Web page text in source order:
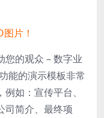
片！
您的观众 – 数字业
能的演示模板非常
如：宣传平台、
司简介、最终项